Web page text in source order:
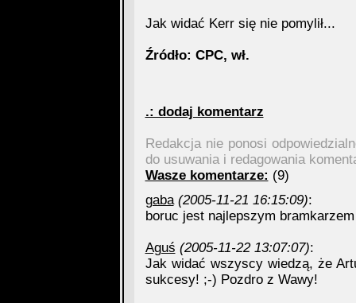
Jak widać Kerr się nie pomylił...
Źródło: CPC, wł.
.: dodaj komentarz
Redakcja nie ponosi
do usuwania i redagowania
Wasze komentarze: (9)
gaba (2005-11-21 16:15:09):
boruc jest najlepszym bramkarzem
Aguś (2005-11-22 13:07:07):
Jak widać wszyscy wiedzą, że
sukcesy! ;-) Pozdro z Wawy!